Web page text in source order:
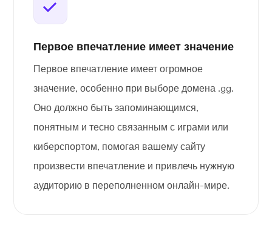
Первое впечатление имеет значение
Первое впечатление имеет огромное
значение, особенно при выборе домена .gg.
Оно должно быть запоминающимся,
понятным и тесно связанным с играми или
киберспортом, помогая вашему сайту
произвести впечатление и привлечь нужную
аудиторию в переполненном онлайн-мире.